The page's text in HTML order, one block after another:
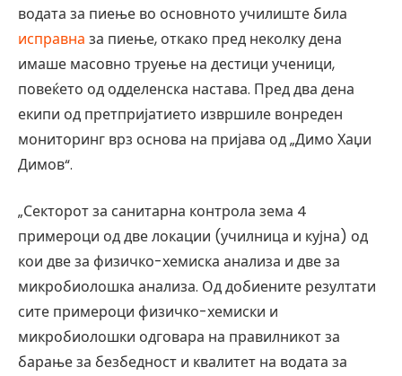
водата за пиење во основното училиште била
исправна за пиење, откако пред неколку дена
имаше масовно труење на дестици ученици,
повеќето од одделенска настава. Пред два дена
екипи од претпријатието извршиле вонреден
мониторинг врз основа на пријава од „Димо Хаџи
Димов“.
„Секторот за санитарна контрола зема 4
примероци од две локации (училница и кујна) од
кои две за физичко-хемиска анализа и две за
микробиолошка анализа. Од добиените резултати
сите примероци физичко-хемиски и
микробиолошки одговара на правилникот за
барање за безбедност и квалитет на водата за